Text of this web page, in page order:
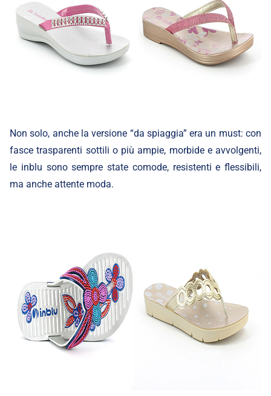
Non solo, anche la versione “da spiaggia” era un must: con
fasce trasparenti sottili o più ampie, morbide e avvolgenti,
le inblu sono sempre state comode, resistenti e flessibili,
ma anche attente moda.